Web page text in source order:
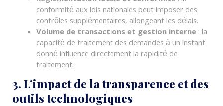
conformité aux lois nationales peut imposer des
contrôles supplémentaires, allongeant les délais.
Volume de transactions et gestion interne: la
capacité de traitement des demandes à un instant
donné influence directement la rapidité de
traitement.
3. L’impact de la transparence et des
outils technologiques